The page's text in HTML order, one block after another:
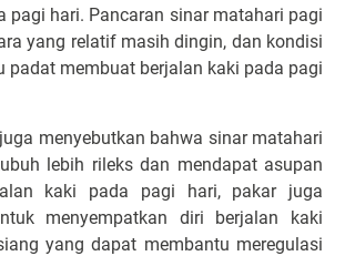
pagi hari. Pancaran sinar matahari pagi
yang relatif masih dingin, dan kondisi
padat membuat berjalan kaki pada pagi
menyebutkan bahwa sinar matahari
lebih rileks dan mendapat asupan
kaki pada pagi hari, pakar juga
menyempatkan diri berjalan kaki
yang dapat membantu meregulasi